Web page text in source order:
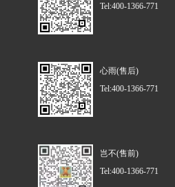
Tel:400-1366-771
心雨(售后)
Tel:400-1366-771
岂不(售前)
Tel:400-1366-771